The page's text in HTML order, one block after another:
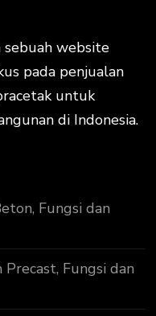
sebuah website
pada penjualan
untuk
di Indonesia.
Fungsi dan
Fungsi dan